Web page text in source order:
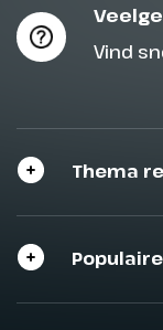
Vind
Thema